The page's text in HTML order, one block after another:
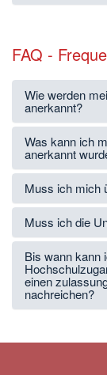
FAQ -
Wie werden
anerkannt?
Was kann ich
anerkannt
Muss ich mich
Muss ich die
Bis wann kann
einen
nachreichen?